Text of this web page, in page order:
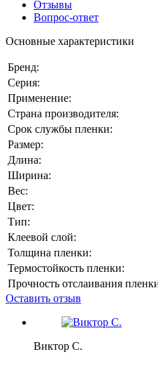
Отзывы
Вопрос-ответ
Основные характеристики
Бренд:
Серия:
Применение:
Страна производителя:
Срок службы пленки:
Размер:
Длина:
Ширина:
Вес:
Цвет:
Тип:
Клеевой слой:
Толщина пленки:
Термостойкость пленки:
Прочность отслаивания
Оставить отзыв
Виктор С.